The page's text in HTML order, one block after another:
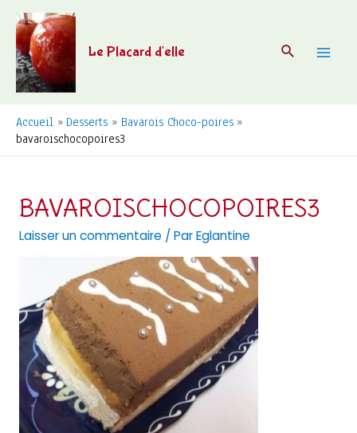
Aller
contenu
Le Placard d'elle
Accueil Desserts
Bavarois Choco-poires
bavaroischocopoires3
BAVAROISCHOCOPOIRES3
Laisser un commentaire / ParEglantine